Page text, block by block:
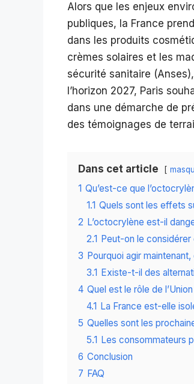
Alors que les enjeux
publiques, la France
dans les produits
crèmes solaires et les
sécurité sanitaire
l’horizon 2027, Paris
dans une démarche de
des témoignages de
Dans cet article
1 Qu’est-ce que
1.1 Quels sont les effets
2 L’octocrylène est-il
2.1 Peut-on le
3 Pourquoi agir
3.1 Existe-t-il des
4 Quel est le rôle de
4.1 La France est-elle
5 Quelles sont les
5.1 Les consommateurs
6 Conclusion
7 FAQ